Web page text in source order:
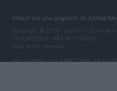
Infos.fr est une propriété de AdHub
Copyright © 2026 · Infos.fr — Édité en
13542920965 · REA MI 2729933
Tous droits réservés
Les contenus sont sélectionnés par la